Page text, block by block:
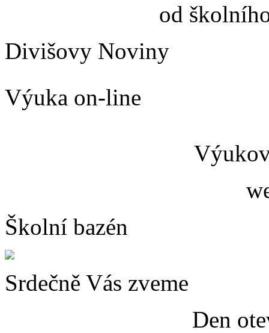
od
Divišovy Noviny
Výuka on-line
Školní bazén
Srdečně Vás zveme
Den